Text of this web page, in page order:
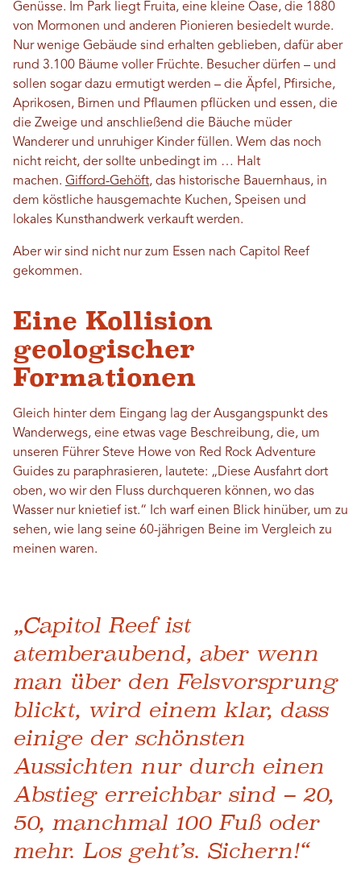
Genüsse. Im Park liegt Fruita, eine kleine Oase, die 1880
von Mormonen und anderen Pionieren besiedelt wurde.
Nur wenige Gebäude sind erhalten geblieben, dafür aber
rund 3.100 Bäume voller Früchte. Besucher dürfen – und
sollen sogar dazu ermutigt werden – die Äpfel, Pfirsiche,
Aprikosen, Birnen und Pflaumen pflücken und essen, die
die Zweige und anschließend die Bäuche müder
Wanderer und unruhiger Kinder füllen. Wem das noch
nicht reicht, der sollte unbedingt im … Halt
machen. Gifford-Gehöft, das historische Bauernhaus, in
dem köstliche hausgemachte Kuchen, Speisen und
lokales Kunsthandwerk verkauft werden.
Aber wir sind nicht nur zum Essen nach Capitol Reef
gekommen.
Eine Kollision
geologischer
Formationen
Gleich hinter dem Eingang lag der Ausgangspunkt des
Wanderwegs, eine etwas vage Beschreibung, die, um
unseren Führer Steve Howe von Red Rock Adventure
Guides zu paraphrasieren, lautete: „Diese Ausfahrt dort
oben, wo wir den Fluss durchqueren können, wo das
Wasser nur knietief ist.“ Ich warf einen Blick hinüber, um zu
sehen, wie lang seine 60-jährigen Beine im Vergleich zu
meinen waren.
„Capitol Reef ist
atemberaubend, aber wenn
man über den Felsvorsprung
blickt, wird einem klar, dass
einige der schönsten
Aussichten nur durch einen
Abstieg erreichbar sind – 20,
50, manchmal 100 Fuß oder
mehr. Los geht’s. Sichern!“